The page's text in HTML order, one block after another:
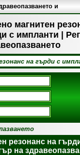
магнитен
с импланти |
и
в
резонанс на
на